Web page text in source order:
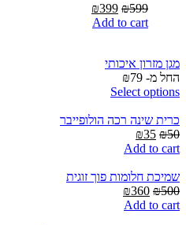
₪599
Original
price
₪399
Add to cart
מגן מזרון איכותי
החל מ-
₪79
Select options
כרית שינה רכה הולופייבר
₪50
Original
price
₪50.
₪35
price
₪35.
Add to cart
שמיכת חלומות פוך זוגית
₪500
Original
price
₪360
Add to cart